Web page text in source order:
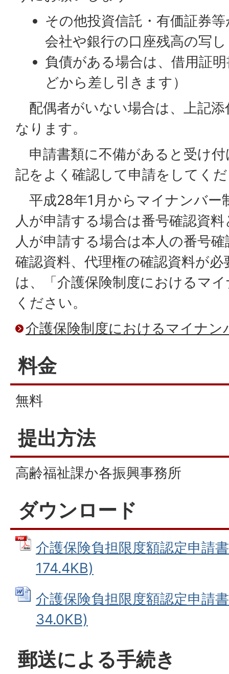
その他投資信託・有価証券
会社や銀行の口座残高の写し
負債がある場合は、借用証
どから差し引きます）
配偶者がいない場合は、上記
なります。
申請書類に不備があると受け
記をよく確認して申請をしてく
平成28年1月からマイナンバー
人が申請する場合は番号確認資
人が申請する場合は本人の番号
確認資料、代理権の確認資料が
は、「介護保険制度におけるマ
ください。
介護保険制度におけるマイナン
料金
無料
提出方法
高齢福祉課か各振興事務所
ダウンロード
介護保険負担限度額認定申請
174.4KB)
介護保険負担限度額認定申請
34.0KB)
郵送による手続き